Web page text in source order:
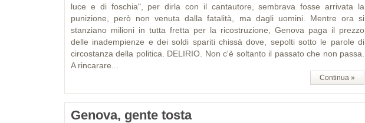
luce e di foschia", per dirla con il cantautore, sembrava fosse arrivata la
punizione, però non venuta dalla fatalità, ma dagli uomini. Mentre ora si
stanziano milioni in tutta fretta per la ricostruzione, Genova paga il prezzo
delle inadempienze e dei soldi spariti chissà dove, sepolti sotto le parole di
circostanza della politica. DELIRIO. Non c'è soltanto il passato che non passa.
A rincarare...
Continua »
Genova, gente tosta